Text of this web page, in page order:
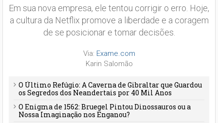
Em sua nova empresa, ele tentou corrigir o erro. Hoje,
a cultura da Netflix promove a liberdade e a coragem
de se posicionar e tomar decisões.
Via: Exame.com
Karin Salomão
O Último Refúgio: A Caverna de Gibraltar que Guardou
os Segredos dos Neandertais por 40 Mil Anos
O Enigma de 1562: Bruegel Pintou Dinossauros ou a
Nossa Imaginação nos Enganou?